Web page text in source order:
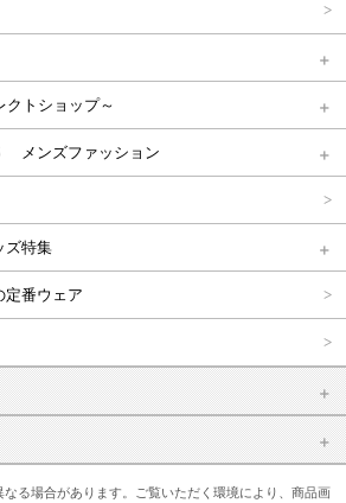
クトショップ～
メンズファッション
ズ特集
定番ウェア
る場合があります。ご覧いただく環境により、商品画